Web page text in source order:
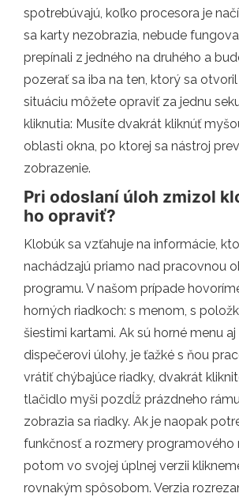
spotrebúvajú, koľko procesora je
sa karty nezobrazia, nebude
prepínali z jedného na druhého a
pozerať sa iba na ten, ktorý sa
situáciu môžete opraviť za jednu
kliknutia: Musíte dvakrát kliknúť
oblasti okna, po ktorej sa nástroj
zobrazenie.
Pri odoslaní úloh zmizol
ho opraviť?
Klobúk sa vzťahuje na informácie,
nachádzajú priamo nad pracovnou
programu. V našom prípade
horných riadkoch: s menom, s
šiestimi kartami. Ak sú horné menu
dispečerovi úlohy, je ťažké s ňou
vrátiť chýbajúce riadky, dvakrát
tlačidlo myši pozdĺž prázdneho
zobrazia sa riadky. Ak je naopak
funkčnosť a rozmery programového
potom vo svojej úplnej verzii
rovnakým spôsobom. Verzia